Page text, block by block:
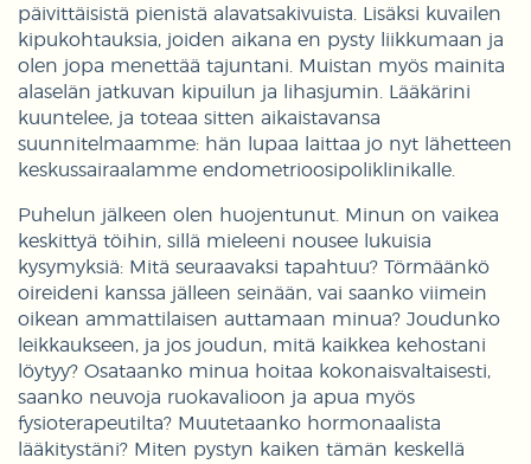
päivittäisistä pienistä alavatsakivuista. Lisäksi kuvailen
kipukohtauksia, joiden aikana en pysty liikkumaan ja
olen jopa menettää tajuntani. Muistan myös mainita
alaselän jatkuvan kipuilun ja lihasjumin. Lääkärini
kuuntelee, ja toteaa sitten aikaistavansa
suunnitelmaamme: hän lupaa laittaa jo nyt lähetteen
keskussairaalamme endometrioosipoliklinikalle.
Puhelun jälkeen olen huojentunut. Minun on vaikea
keskittyä töihin, sillä mieleeni nousee lukuisia
kysymyksiä: Mitä seuraavaksi tapahtuu? Törmäänkö
oireideni kanssa jälleen seinään, vai saanko viimein
oikean ammattilaisen auttamaan minua? Joudunko
leikkaukseen, ja jos joudun, mitä kaikkea kehostani
löytyy? Osataanko minua hoitaa kokonaisvaltaisesti,
saanko neuvoja ruokavalioon ja apua myös
fysioterapeutilta? Muutetaanko hormonaalista
lääkitystäni? Miten pystyn kaiken tämän keskellä